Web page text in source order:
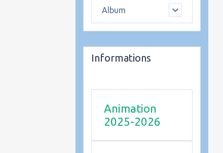
Album
Informations
Animation
2025-2026